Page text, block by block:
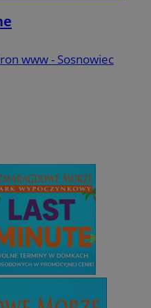
www - Sosnowiec